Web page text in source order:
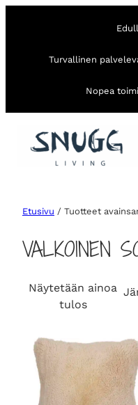
Turvallinen
Nopea
Etusivu / Tuotteet
VALKOINEN
Näytetään ainoa
tulos